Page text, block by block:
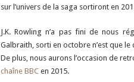
sur l’univers de la saga sortiront en
J.K. Rowling n’a pas fini de nous
Galbraith, sorti en octobre n’est que le
De plus, nous aurons l’occasion de
chaîne BBC en 2015.